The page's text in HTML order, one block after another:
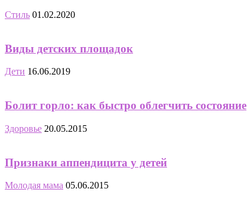
Стиль 01.02.2020
Виды детских площадок
Дети 16.06.2019
Болит горло: как быстро облегчить состояние
Здоровье 20.05.2015
Признаки аппендицита у детей
Молодая мама 05.06.2015